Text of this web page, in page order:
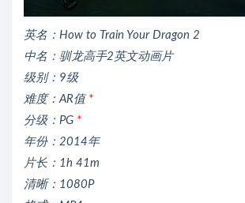
英名：How to Train Your Dragon 2
中名：驯龙高手2英文动画片
级别：9级
难度：AR值 *
分级：PG *
年份：2014年
片长：1h 41m
清晰：1080P